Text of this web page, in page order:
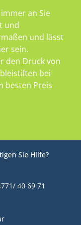
an Sie
und
und lässt
sein.
den Druck von
bei
besten Preis
Sie Hilfe?
40 69 71